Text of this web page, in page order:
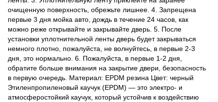
очищенную поверхность, обрежьте лишнее. 4. Запрещена
первые 3 дня мойка авто, дождь в течение 24 часов, как
можно реже открывайте и закрывайте дверь. 5. После
установки уплотнительной ленты дверь будет закрываться
немного плотно, пожалуйста, не волнуйтесь, в первые 2-3
дня, это нормально. 6. Пожалуйста, в первые 1-2 дня,
обратите больше внимания на закрытие двери, безопасность
в первую очередь. Материал: EPDM резина Цвет: черный
Этиленпропиленовый каучук (EPDM) — это электро- и
атмосферостойкий каучук, который устойчив к воздействию